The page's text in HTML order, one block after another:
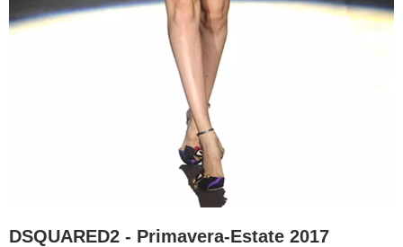
DSQUARED2 - Primavera-Estate 2017